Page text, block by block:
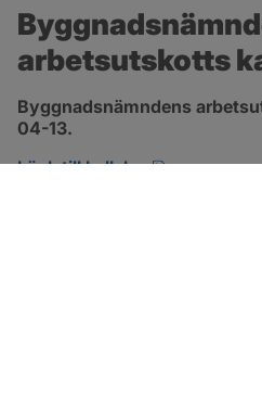
arbetsutskotts
Byggnadsnämndens
04-13.
Länk till kallelse
pdf, 104